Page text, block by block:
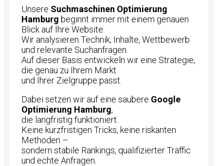
Unsere Suchmaschinen Optimierung
Hamburg beginnt immer mit einem genauen
Blick auf Ihre Website:
Wir analysieren Technik, Inhalte, Wettbewerb
und relevante Suchanfragen.
Auf dieser Basis entwickeln wir eine Strategie,
die genau zu Ihrem Markt
und Ihrer Zielgruppe passt.
Dabei setzen wir auf eine saubere Google
Optimierung Hamburg,
die langfristig funktioniert.
Keine kurzfristigen Tricks, keine riskanten
Methoden –
sondern stabile Rankings, qualifizierter Traffic
und echte Anfragen.